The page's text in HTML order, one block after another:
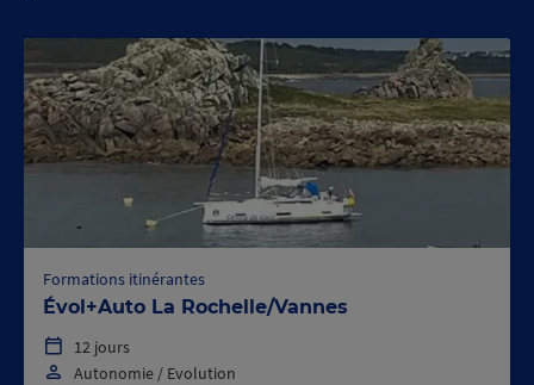
Formations itinérantes
Évol+Auto La Rochelle/Vannes
12 jours
Autonomie / Evolution